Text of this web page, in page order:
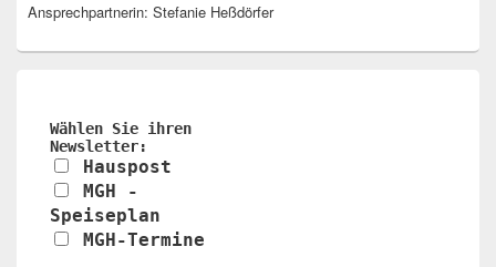
Ansprechpartnerin: Stefanie Heßdörfer
Wählen Sie ihren
Newsletter:
Hauspost
MGH -
Speiseplan
MGH-Termine